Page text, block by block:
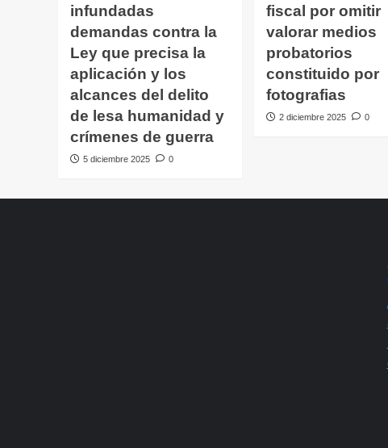
infundadas
demandas contra la
Ley que precisa la
aplicación y los
alcances del delito
de lesa humanidad y
crímenes de guerra
5 diciembre 2025 0
fiscal por omitir
valorar medios
probatorios
constituido por
fotografias
2 diciembre 2025 0